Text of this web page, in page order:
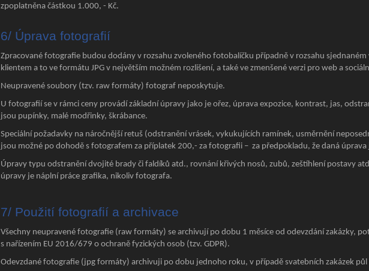
zpoplatněna částkou 1.000, - Kč.
6/ Úprava fotografií
Zpracované fotografie budou dodány v rozsahu zvoleného fotobalíčku případně v rozsahu
klientem a to ve formátu JPG v největším možném rozlišení, a také ve zmenšené verzi pro web a
Neupravené soubory (tzv. raw formáty) fotograf neposkytuje.
U fotografií se v rámci ceny provádí základní úpravy jako je ořez, úprava expozice, kontrast, jas,
jsou pupínky, malé modřinky, škrábance.
Speciální požadavky na náročnější retuš (odstranění vrásek, vykukujících ramínek, usměrnění
jsou možné po dohodě s fotografem za příplatek 200,- za fotografii – za předpokladu, že daná úprava
Úpravy typu odstranění dvojité brady či faldíků atd., rovnání křivých nosů, zubů, zeštíhlení postavy
úpravy je náplní práce grafika, nikoliv fotografa.
7/ Použití fotografií a archivace
Všechny neupravené fotografie (raw formáty) se archivují po dobu 1 měsíce od odevzdání zakázky,
s nařízením EU 2016/679 o ochraně fyzických osob (tzv. GDPR).
Odevzdané fotografie (jpg formáty) archivuji po dobu jednoho roku, v případě svatebních zakázek